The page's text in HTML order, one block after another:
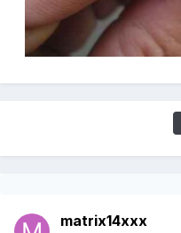
matrix14xxx